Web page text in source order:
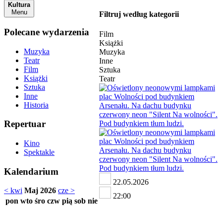
Kultura
Menu
Polecane wydarzenia
Muzyka
Teatr
Film
Książki
Sztuka
Inne
Historia
Repertuar
Kino
Spektakle
Kalendarium
< kwi Maj 2026 cze >
pon wto śro czw pią sob nie
Filtruj według kategorii
Film
Książki
Muzyka
Inne
Sztuka
Teatr
22.05.2026
22:00